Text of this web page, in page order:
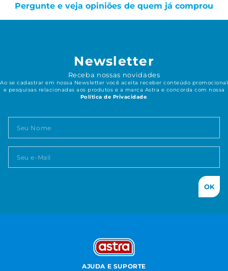
Pergunte e veja opiniões de quem já comprou
Newsletter
Receba nossas novidades
Ao se cadastrar em nossa Newsletter você aceita receber conteúdo promocional
e pesquisas relacionadas aos produtos e a marca Astra e concorda com nossa
Política de Privacidade.
OK
AJUDA E SUPORTE